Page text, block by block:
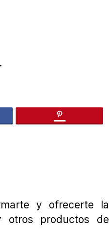
pinteres
y ofrecerte la
otros productos de